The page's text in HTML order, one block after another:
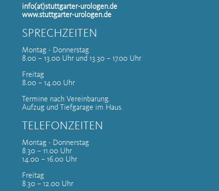
info(at)stuttgarter-urologen.de
www.stuttgarter-urologen.de
SPRECHZEITEN
Montag - Donnerstag
8.00 – 13.00 Uhr und 13.30 – 17.00 Uhr
Freitag
8.00 – 14.00 Uhr
Termine nach Vereinbarung.
Aufzug und Tiefgarage im Haus.
TELEFONZEITEN
Montag - Donnerstag
8.30 – 11.00 Uhr
14.00 – 16.00 Uhr
Freitag
8.30 – 12.00 Uhr